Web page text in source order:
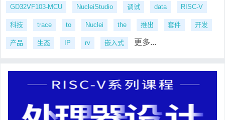
GD32VF103-MCU NucleiStudio 调试 data RISC-V
科技 trace to Nuclei the 推出 套件 开发
产品 生态 IP rv 嵌入式 更多...